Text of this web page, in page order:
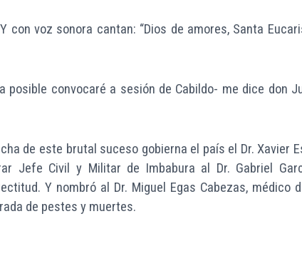
con voz sonora cantan: “Dios de amores, Santa
posible convocaré a sesión de Cabildo- me dice don
de este brutal suceso gobierna el país el Dr. Xavier
Jefe Civil y Militar de Imbabura al Dr. Gabriel
Y nombró al Dr. Miguel Egas Cabezas, médico
de pestes y muertes.